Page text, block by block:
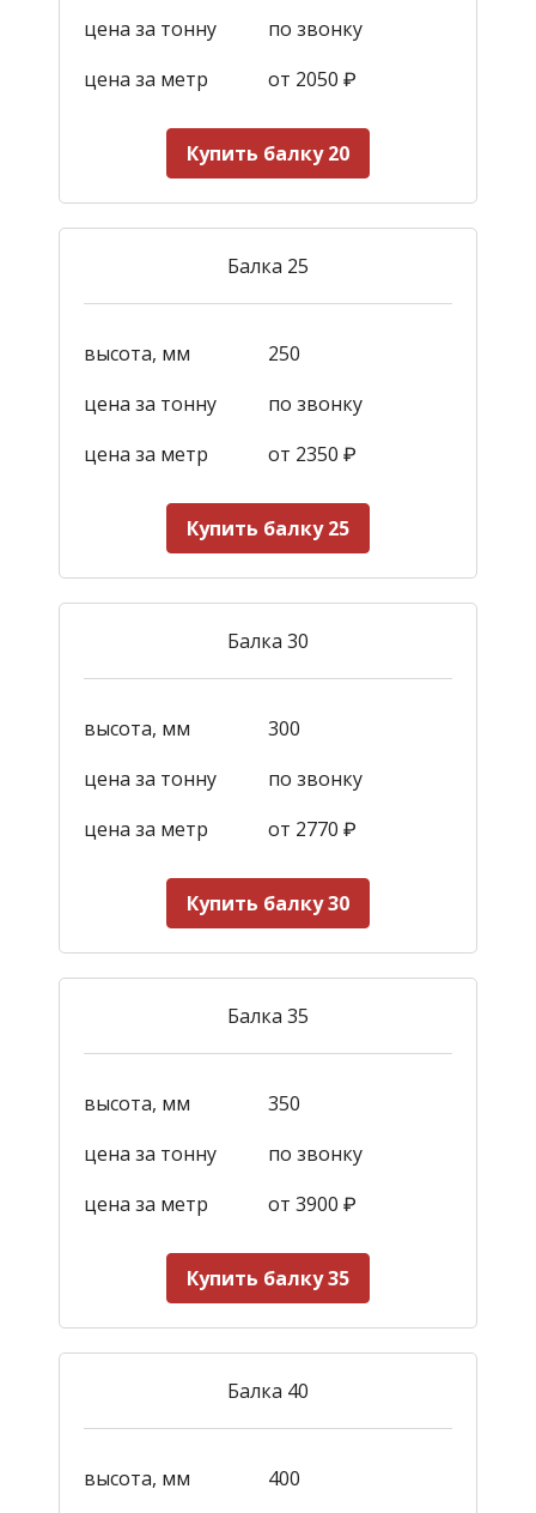
цена за тонну
по звонку
цена за метр
от 2050 ₽
Купить балку 20
Балка 25
высота, мм
250
цена за тонну
по звонку
цена за метр
от 2350 ₽
Купить балку 25
Балка 30
высота, мм
300
цена за тонну
по звонку
цена за метр
от 2770 ₽
Купить балку 30
Балка 35
высота, мм
350
цена за тонну
по звонку
цена за метр
от 3900 ₽
Купить балку 35
Балка 40
высота, мм 400